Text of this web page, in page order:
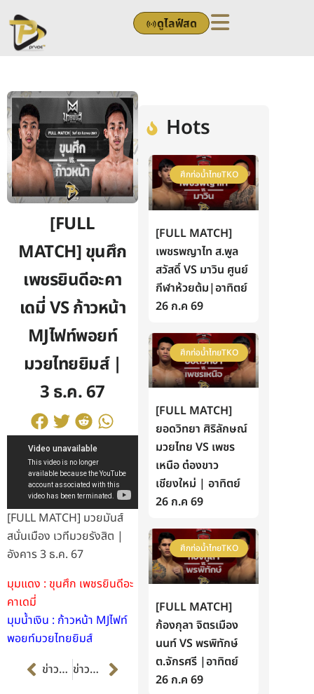
to
content
ดูไลฟ์สด
[FULL
MATCH] ขุนศึก
เพชรยินดีอะคา
เดมี่ VS ก้าวหน้า
MJไฟท์พอยท์
มวยไทยยิมส์ |
3 ธ.ค. 67
[FULL MATCH] มวยมันส์
สนั่นเมือง เวทีมวยรังสิต |
อังคาร 3 ธ.ค. 67
มุมแดง : ขุนศึก เพชรยินดีอะ
คาเดมี่
มุมน้ำเงิน : ก้าวหน้า MJไฟท์
พอยท์มวยไทยยิมส์
Prevข่าวก่อนหน้า ข่าวต่อไป Next
Hots
ศึกท่อน้ำไทยTKO
[FULL MATCH]
เพชรพญาไท ส.พูล
สวัสดิ์ VS มาวิน ศูนย์
กีฬาห้วยต้ม|อาทิตย์
26 ก.ค 69
ศึกท่อน้ำไทยTKO
[FULL MATCH]
ยอดวิทยา ศิริลักษณ์
มวยไทย VS เพชร
เหนือ ต๋องขาว
เชียงใหม่ | อาทิตย์
26 ก.ค 69
ศึกท่อน้ำไทยTKO
[FULL MATCH]
ก้องกุลา จิตรเมือง
นนท์ VS พรพิทักษ์
ต.จักรศรี |อาทิตย์
26 ก.ค 69